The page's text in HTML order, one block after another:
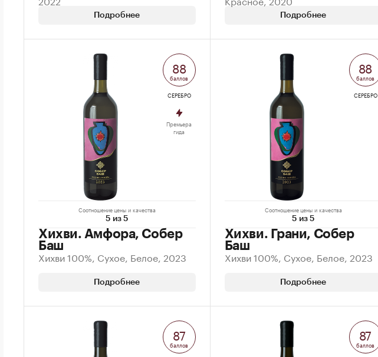
Подробнее Подробнее
Соотношение цены и качества
5 из 5
Хихви. Амфора, Собер
Баш
Хихви 100%, Сухое, Белое, 2023
Подробнее
88
баллов
СЕРЕБРО
Премьера
гида
Соотношение цены и качества
5 из 5
Хихви. Грани, Собер
Баш
Хихви 100%, Сухое, Белое, 2023
Подробнее
88
баллов
СЕРЕБРО
87
баллов
87
баллов